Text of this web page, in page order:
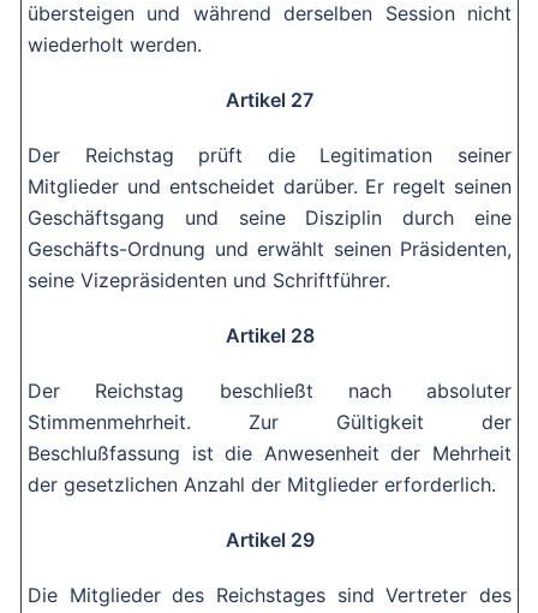
übersteigen und während derselben Session nicht
wiederholt werden.
Artikel 27
Der Reichstag prüft die Legitimation seiner
Mitglieder und entscheidet darüber. Er regelt seinen
Geschäftsgang und seine Disziplin durch eine
Geschäfts-Ordnung und erwählt seinen Präsidenten,
seine Vizepräsidenten und Schriftführer.
Artikel 28
Der Reichstag beschließt nach absoluter
Stimmenmehrheit. Zur Gültigkeit der
Beschlußfassung ist die Anwesenheit der Mehrheit
der gesetzlichen Anzahl der Mitglieder erforderlich.
Artikel 29
Die Mitglieder des Reichstages sind Vertreter des